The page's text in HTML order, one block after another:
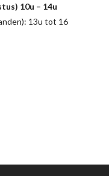
10u – 14u
13u tot 16